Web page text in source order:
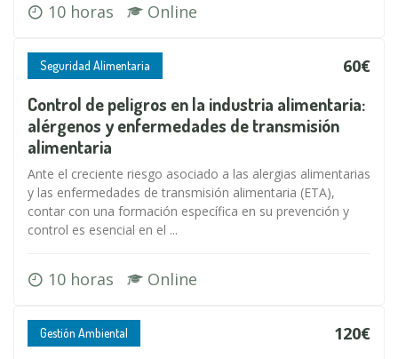
10 horas Online
Seguridad Alimentaria 60€
Control de peligros en la industria alimentaria:
alérgenos y enfermedades de transmisión
alimentaria
Ante el creciente riesgo asociado a las alergias alimentarias
y las enfermedades de transmisión alimentaria (ETA),
contar con una formación específica en su prevención y
control es esencial en el ...
10 horas Online
Gestión Ambiental 120€